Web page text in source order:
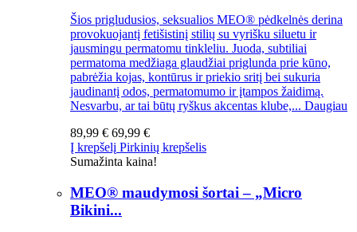
Šios prigludusios, seksualios MEO® pėdkelnės derina
provokuojantį fetišistinį stilių su vyrišku siluetu ir
jausmingu permatomu tinkleliu. Juoda, subtiliai
permatoma medžiaga glaudžiai priglunda prie kūno,
pabrėžia kojas, kontūrus ir priekio sritį bei sukuria
jaudinantį odos, permatomumo ir įtampos žaidimą.
Nesvarbu, ar tai būtų ryškus akcentas klube,... Daugiau
89,99 € 69,99 €
Į krepšelį Pirkinių krepšelis
Sumažinta kaina!
MEO® maudymosi šortai – „Micro
Bikini...